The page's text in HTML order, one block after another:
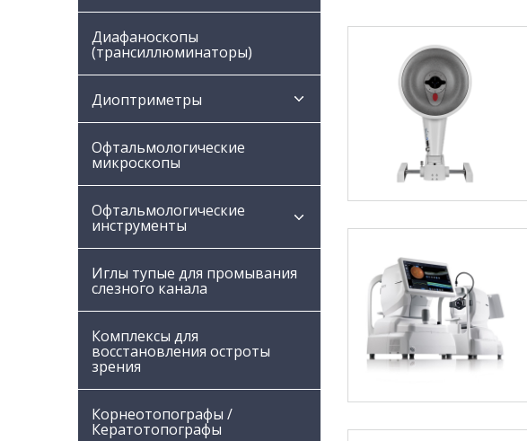
Диафаноскопы
(трансиллюминаторы)
Диоптриметры
Офтальмологические
микроскопы
Офтальмологические
инструменты
Иглы тупые для промывания
слезного канала
Комплексы для
восстановления остроты
зрения
Корнеотопографы /
Кератотопографы